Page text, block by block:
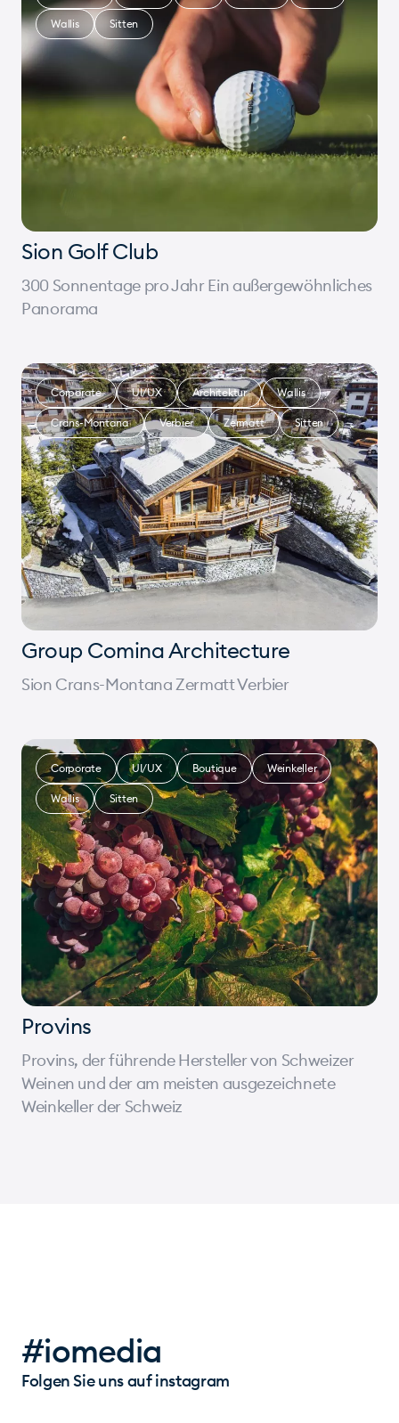
Sion Golf Club
300 Sonnentage pro Jahr Ein außergewöhnliches
Panorama
Wallis Sitten
Group Comina Architecture
Sion Crans-Montana Zermatt Verbier
Corporate UI/UX Architektur Wallis
Crans-Montana Verbier Zermatt Sitten
Provins
Provins, der führende Hersteller von Schweizer
Weinen und der am meisten ausgezeichnete
Weinkeller der Schweiz
Corporate UI/UX Boutique Weinkeller
Wallis Sitten
#iomedia
Folgen Sie uns auf instagram